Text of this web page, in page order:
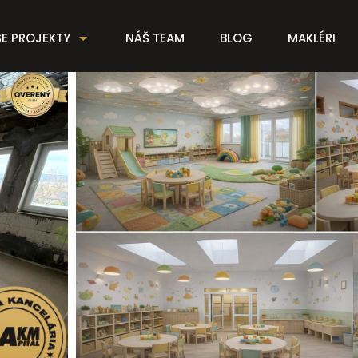
PROJEKTY NÁŠ TEAM BLOG MAKLÉRI